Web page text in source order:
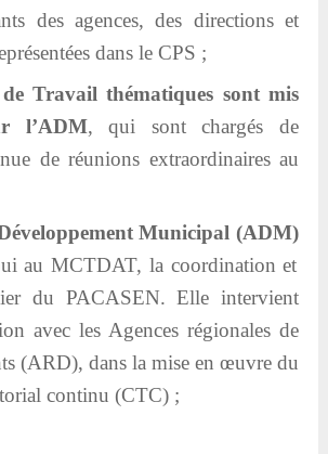
des agences, des directions et
dans le CPS ;
Travail thématiques sont mis
l’ADM, qui sont chargés de
de réunions extraordinaires au
Municipal (ADM)
au MCTDAT, la coordination et
du PACASEN. Elle intervient
avec les Agences régionales de
(ARD), dans la mise en œuvre du
continu (CTC) ;